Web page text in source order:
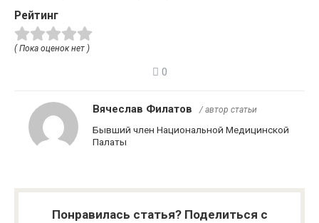
Рейтинг
( Пока оценок нет )
0
Вячеслав Филатов / автор статьи
Бывший член Национальной Медицинской
Палаты
Понравилась статья? Поделиться с